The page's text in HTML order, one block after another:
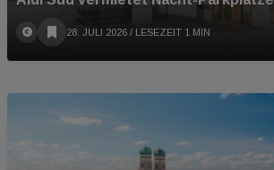
28. JULI 2026 / LESEZEIT 1 MIN